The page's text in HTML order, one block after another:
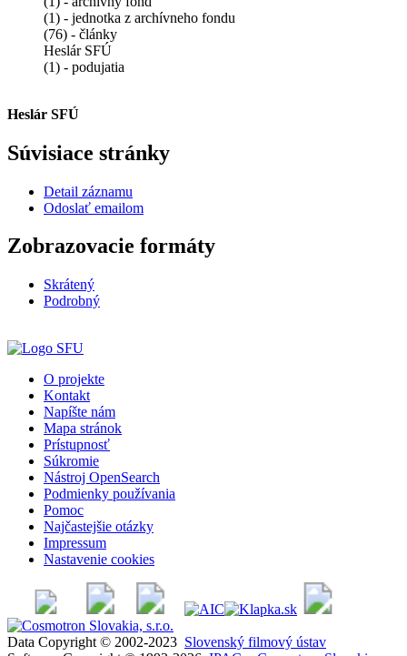
(1) - jednotka z archívneho fondu
(76) - články
Heslár SFÚ
(1) - podujatia
Heslár SFÚ
Súvisiace stránky
Detail záznamu
Odoslať emailom
Zobrazovacie formáty
Skrátený
Podrobný
O projekte
Kontakt
Napíšte nám
Mapa stránok
Prístupnosť
Súkromie
Nástroj OpenSearch
Podmienky používania
Pomoc
Najčastejšie otázky
Impressum
Nastavenie cookies
Data Copyright © 2002-2023 Slovenský filmový ústav